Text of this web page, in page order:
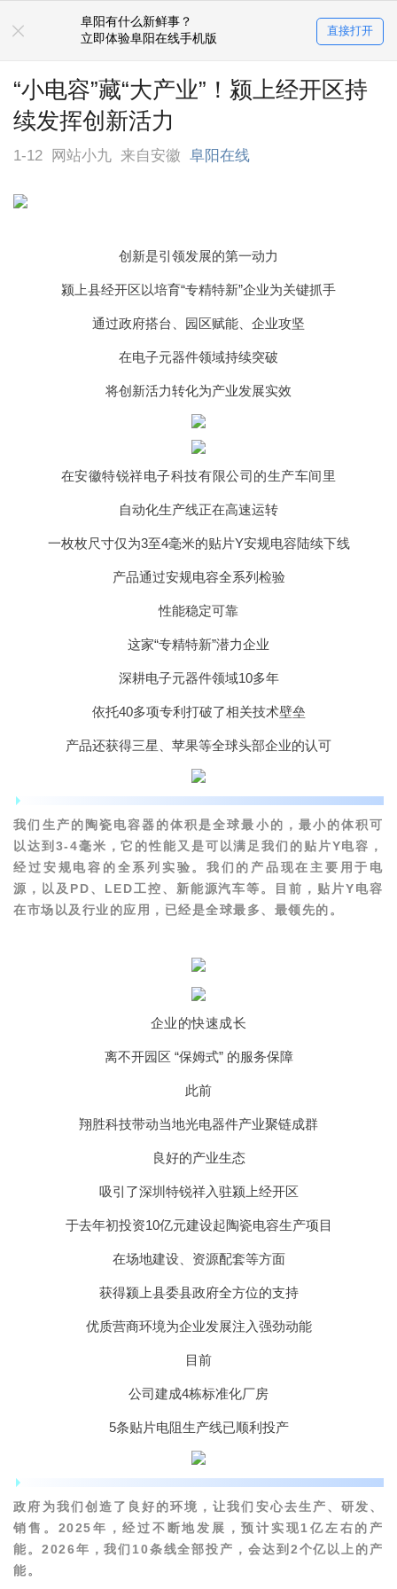
阜阳有什么新鲜事？
立即体验阜阳在线手机版
直接打开
“小电容”藏“大产业”！颍上经开区持
续发挥创新活力
1-12 网站小九 来自安徽 阜阳在线
创新是引领发展的第一动力
颍上县经开区以培育“专精特新”企业为关键抓手
通过政府搭台、园区赋能、企业攻坚
在电子元器件领域持续突破
将创新活力转化为产业发展实效
在安徽特锐祥电子科技有限公司的生产车间里
自动化生产线正在高速运转
一枚枚尺寸仅为3至4毫米的贴片Y安规电容陆续下线
产品通过安规电容全系列检验
性能稳定可靠
这家“专精特新”潜力企业
深耕电子元器件领域10多年
依托40多项专利打破了相关技术壁垒
产品还获得三星、苹果等全球头部企业的认可
安徽特锐祥电子科技有限公司品质总监 许建锋
我们生产的陶瓷电容器的体积是全球最小的，最小的体积可
以达到3-4毫米，它的性能又是可以满足我们的贴片Y电容，
经过安规电容的全系列实验。我们的产品现在主要用于电
源，以及PD、LED工控、新能源汽车等。目前，贴片Y电容
在市场以及行业的应用，已经是全球最多、最领先的。
企业的快速成长
离不开园区 “保姆式” 的服务保障
此前
翔胜科技带动当地光电器件产业聚链成群
良好的产业生态
吸引了深圳特锐祥入驻颍上经开区
于去年初投资10亿元建设起陶瓷电容生产项目
在场地建设、资源配套等方面
获得颍上县委县政府全方位的支持
优质营商环境为企业发展注入强劲动能
目前
公司建成4栋标准化厂房
5条贴片电阻生产线已顺利投产
安徽特锐祥电子科技有限公司品质总监 许建锋
政府为我们创造了良好的环境，让我们安心去生产、研发、
销售。2025年，经过不断地发展，预计实现1亿左右的产
能。2026年，我们10条线全部投产，会达到2个亿以上的产
能。